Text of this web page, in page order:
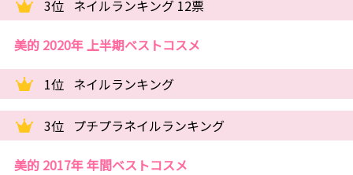
3位 ネイルランキング 12票
美的 2020年 上半期ベストコスメ
1位 ネイルランキング
3位 プチプラネイルランキング
美的 2017年 年間ベストコスメ